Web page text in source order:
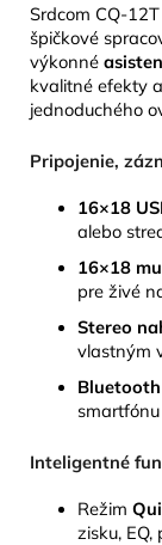
Srdcom CQ-
špičkové
výkonné
kvalitné efekty
jednoduchého
Pripojenie,
16×18
alebo
16×18
pre živé
Stereo
vlastným
Inteligentné
Režim
zisku,